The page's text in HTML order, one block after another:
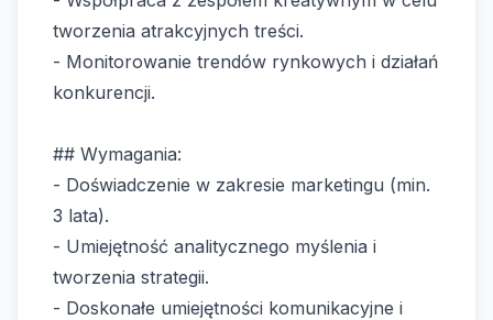
tworzenia atrakcyjnych treści.
- Monitorowanie trendów rynkowych i działań
konkurencji.
## Wymagania:
- Doświadczenie w zakresie marketingu (min.
3 lata).
- Umiejętność analitycznego myślenia i
tworzenia strategii.
- Doskonałe umiejętności komunikacyjne i